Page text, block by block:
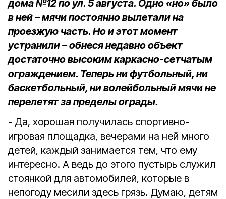
дома №12 по ул. 5 августа. Одно «но» было
в ней – мячи постоянно вылетали на
проезжую часть. Но и этот момент
устранили – обнеся недавно объект
достаточно высоким каркасно-сетчатым
ограждением. Теперь ни футбольный, ни
баскетбольный, ни волейбольный мячи не
перелетят за пределы ограды.
- Да, хорошая получилась спортивно-
игровая площадка, вечерами на ней много
детей, каждый занимается тем, что ему
интересно. А ведь до этого пустырь служил
стоянкой для автомобилей, которые в
непогоду месили здесь грязь. Думаю, детям